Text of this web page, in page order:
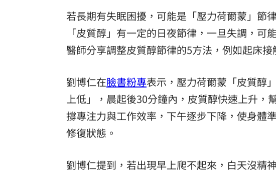
若長期有失眠困擾，可能是「壓力荷爾蒙」節
「皮質醇」有一定的日夜節律，一旦失調，可
醫師分享調整皮質醇節律的5方法，例如起床
劉博仁在臉書粉專表示，壓力荷爾蒙「皮質醇
上低」，晨起後30分鐘內，皮質醇快速上升，
撐專注力與工作效率，下午逐步下降，使身體
修復狀態。
劉博仁提到，若出現早上爬不起來，白天沒精